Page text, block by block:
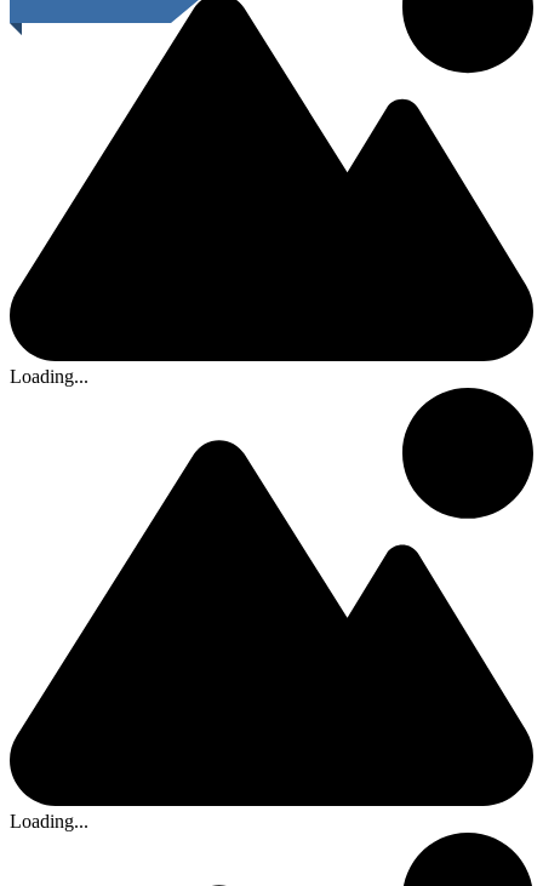
Loading...
Loading...